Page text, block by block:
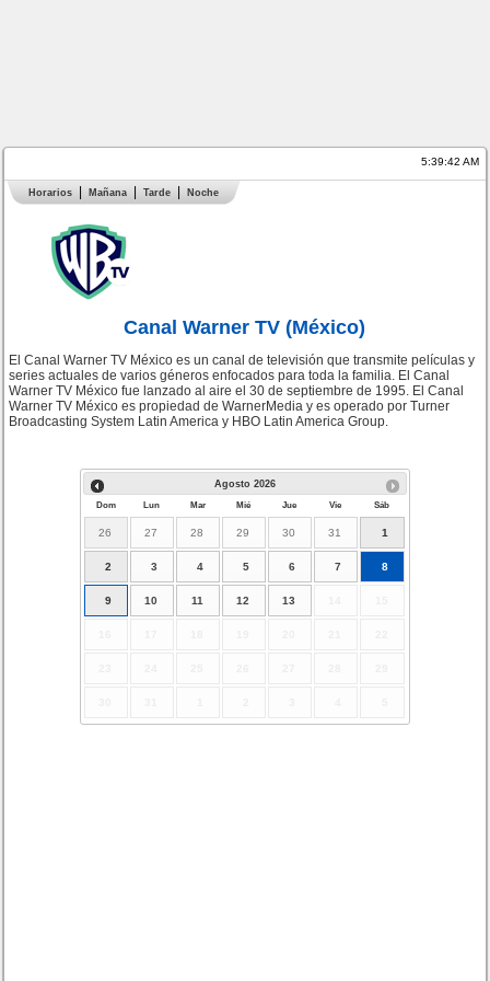
5:39:43 AM
Horarios Mañana Tarde Noche
Canal Warner TV (México)
El Canal Warner TV México es un canal de televisión que transmite películas y
series actuales de varios géneros enfocados para toda la familia. El Canal
Warner TV México fue lanzado al aire el 30 de septiembre de 1995. El Canal
Warner TV México es propiedad de WarnerMedia y es operado por Turner
Broadcasting System Latin America y HBO Latin America Group.
Agosto 2026
Dom Lun Mar Mié Jue Vie Sáb
26 27 28 29 30 31 1
2 3 4 5 6 7 8
9 10 11 12 13